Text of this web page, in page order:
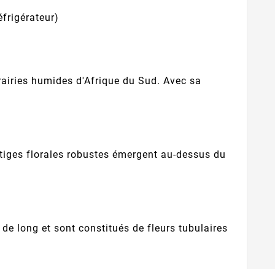
humides d'Afrique du Sud. Avec sa
florales robustes émergent au-dessus du
long et sont constitués de fleurs tubulaires